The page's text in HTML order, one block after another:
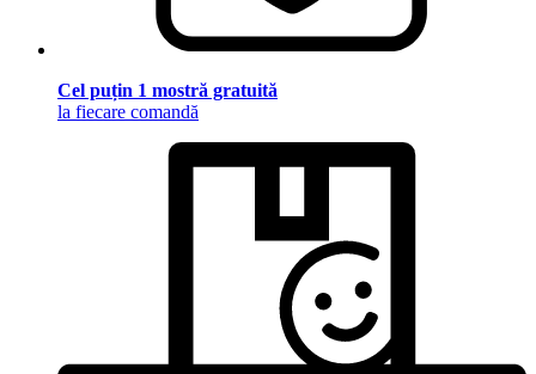
Cel puțin 1 mostră gratuită
la fiecare comandă